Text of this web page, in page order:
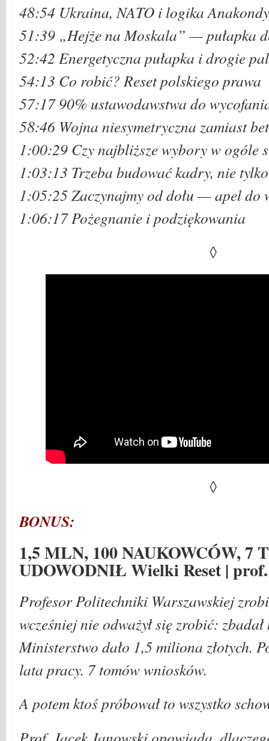
48:54 Ukraina, NATO i logika Anakondy
51:39 „Hejże na Moskala” — pułapka
52:42 Energetyczna pułapka i drogie
54:13 Co robić? Reset polskiego prawa
57:17 90% ustawodawstwa do
58:46 Wojna niesymetryczna zamiast
1:00:29 Czy najbliższe wybory w ogóle
1:03:13 Trzeba budować kadry, nie
1:05:25 Zaczynajmy od dołu — apel do
1:06:17 Pożegnanie i podziękowania
◊
◊
BONUS:
1,5 MLN, 100 NAUKOWCÓW, 7
UDOWODNIŁ Wielki Reset |
Profesor Politechniki Warszawskiej
wcześniej nie odważył się zrobić:
Ministerstwo dało 1,5 miliona złotych.
lata pracy. 7 tomów wniosków.
A potem ktoś próbował to wszystko